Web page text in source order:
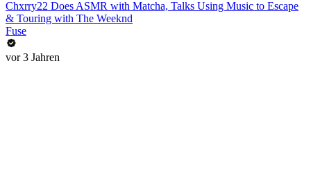
Chxrry22 Does ASMR with Matcha, Talks Using Music to Escape
& Touring with The Weeknd
Fuse
vor 3 Jahren